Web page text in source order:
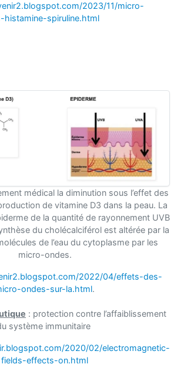
2023/11/micro-
histamine-spiruline.html
médical la diminution sous l’effet des
de vitamine D3 dans la peau. La
de la quantité de rayonnement UVB
du cholécalciférol est altérée par la
de l’eau du cytoplasme par les
micro-ondes.
2022/04/effets-des-
ondes-sur-la.html.
: protection contre l’affaiblissement
système immunitaire
2020/02/electromagnetic-
fields-effects-on.html